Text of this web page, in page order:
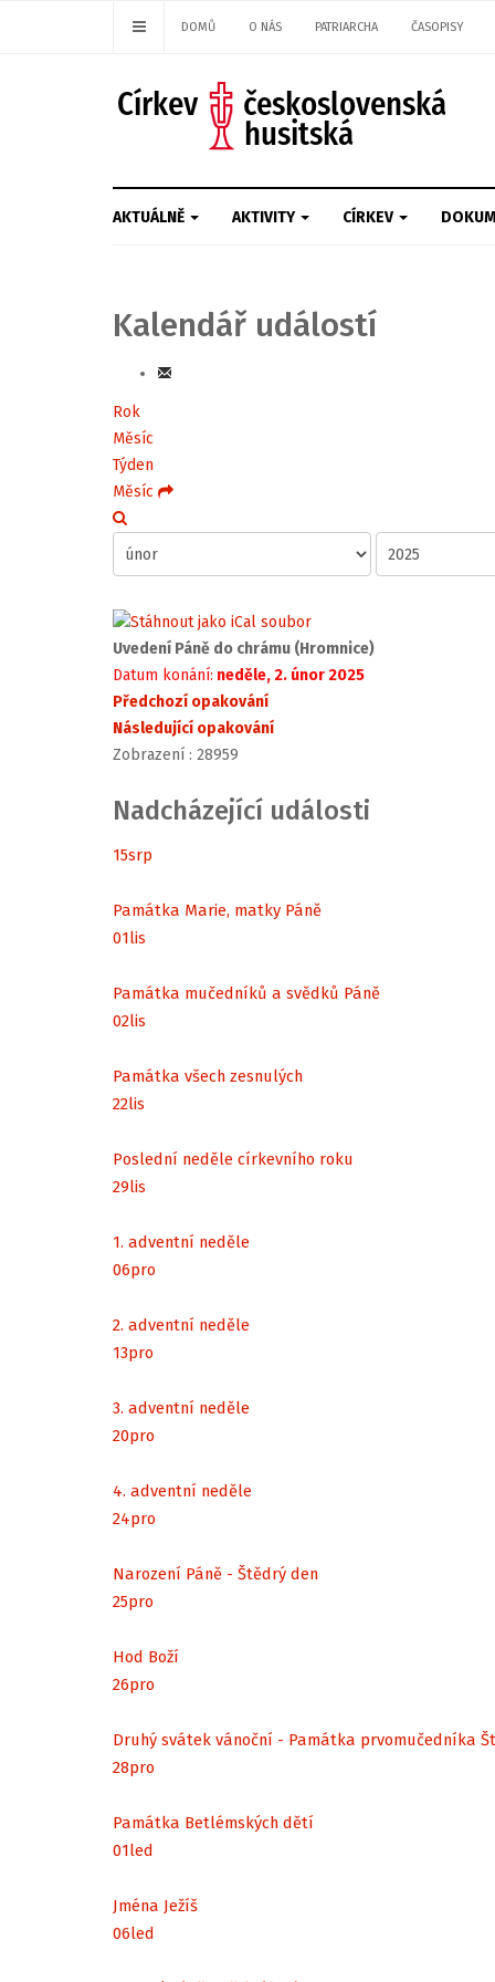
DOMŮ O NÁS PATRIARCHA ČASOPISY
AKTUÁLNĚ AKTIVITY CÍRKEV
Kalendář událostí
Rok
Měsíc
Týden
Měsíc
Uvedení Páně do chrámu (Hromnice)
Datum konání: neděle, 2. únor 2025
Předchozí opakování
Následující opakování
Zobrazení : 28959
Nadcházející události
15srp
Památka Marie, matky Páně
01lis
Památka mučedníků a svědků Páně
02lis
Památka všech zesnulých
22lis
Poslední neděle církevního roku
29lis
1. adventní neděle
06pro
2. adventní neděle
13pro
3. adventní neděle
20pro
4. adventní neděle
24pro
Narození Páně - Štědrý den
25pro
Hod Boží
26pro
Druhý svátek vánoční - Památka prvomučedníka
28pro
Památka Betlémských dětí
01led
Jména Ježíš
06led